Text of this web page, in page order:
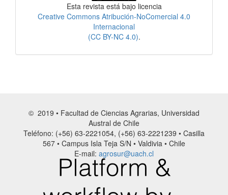
Esta revista está bajo licencia
Creative Commons Atribución-NoComercial 4.0
Internacional
(CC BY-NC 4.0).
© 2019 • Facultad de Ciencias Agrarias, Universidad
Austral de Chile
Teléfono: (+56) 63-2221054, (+56) 63-2221239 • Casilla
567 • Campus Isla Teja S/N • Valdivia • Chile
E-mail: agrosur@uach.cl